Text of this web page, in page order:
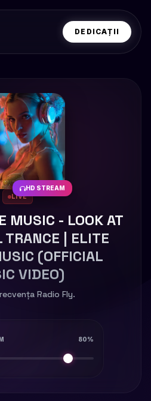
DEDICAȚII
HD STREAM
LIVE
MUSIC - LOOK AT
TRANCE | ELITE
(OFFICIAL
VIDEO)
Radio Fly.
80%